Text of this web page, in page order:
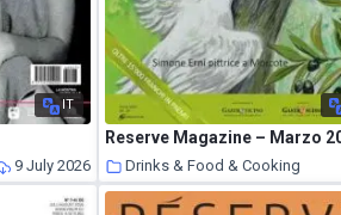
IT
9 July 2026
Reserve Magazine – Marzo
Drinks & Food & Cooking
9